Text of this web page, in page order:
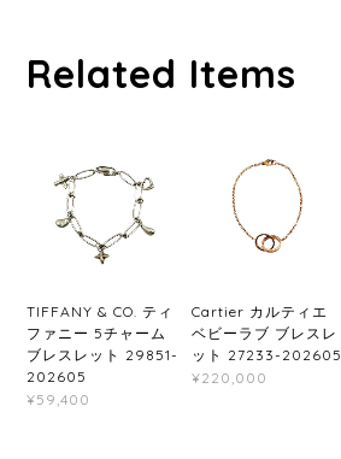
Related Items
TIFFANY & CO. ティ
ファニー 5チャーム
ブレスレット 29851-
202605
¥59,400
Cartier カルティエ
ベビーラブ ブレスレ
ット 27233-202605
¥220,000